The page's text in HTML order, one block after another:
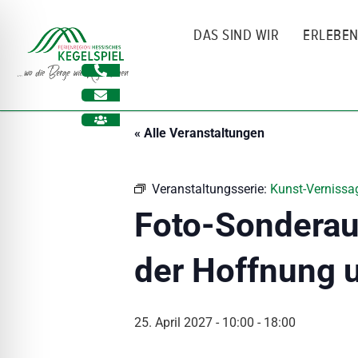
springen
DAS SIND WIR ERLEBEN
« Alle Veranstaltungen
Veranstaltungsserie: Kunst-
Foto-
der Hoffnung
25. April 2027 - 10:00 - 18:00